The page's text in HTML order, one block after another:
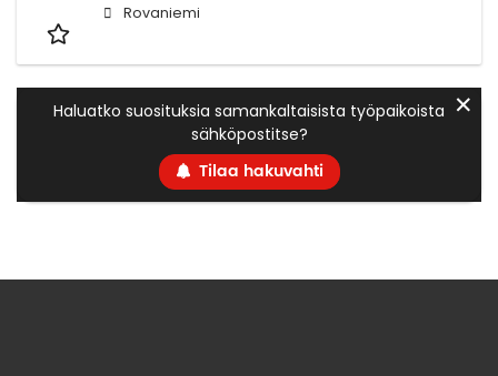
Rovaniemi
Haluatko suosituksia samankaltaisista työpaikoista
sähköpostitse?
Tilaa hakuvahti
✕